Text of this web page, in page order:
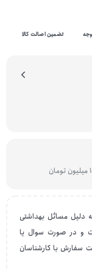
تضمین اصالت کالا
مسائل بهداشتی
و در صورت سوال یا
سفارش با کارشناسان